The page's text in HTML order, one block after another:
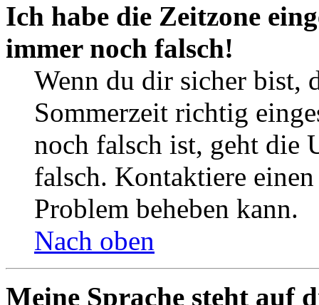
Ich habe die Zeitzone
immer noch falsch!
Wenn du dir sicher bist,
Sommerzeit richtig
noch falsch ist, geht die
falsch. Kontaktiere
Problem beheben kann.
Nach oben
Meine Sprache steht auf